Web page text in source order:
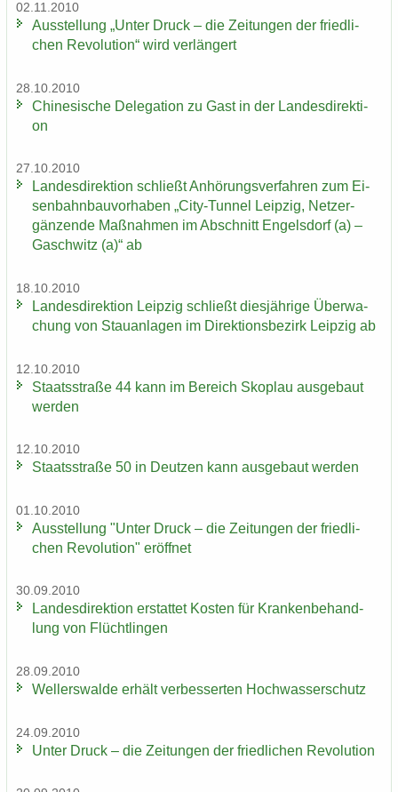
02.11.2010
Aus­stel­lung „Unter Druck – die Zei­tun­gen der fried­li­
chen Re­vo­lu­ti­on“ wird ver­län­gert
28.10.2010
Chi­ne­si­sche De­le­ga­ti­on zu Gast in der Lan­des­di­rek­ti­
on
27.10.2010
Lan­des­di­rek­ti­on schließt An­hö­rungs­ver­fah­ren zum Ei­
sen­bahn­bau­vor­ha­ben „City-​Tunnel Leip­zig, Netz­er­
gän­zen­de Maß­nah­men im Ab­schnitt En­gels­dorf (a) –
Gaschwitz (a)“ ab
18.10.2010
Lan­des­di­rek­ti­on Leip­zig schließt dies­jäh­ri­ge Über­wa­
chung von Stau­an­la­gen im Di­rek­ti­ons­be­zirk Leip­zig ab
12.10.2010
Staats­stra­ße 44 kann im Be­reich Sko­plau aus­ge­baut
wer­den
12.10.2010
Staats­stra­ße 50 in Deut­zen kann aus­ge­baut wer­den
01.10.2010
Aus­stel­lung "Unter Druck – die Zei­tun­gen der fried­li­
chen Re­vo­lu­ti­on" er­öff­net
30.09.2010
Lan­des­di­rek­ti­on er­stat­tet Kos­ten für Kran­ken­be­hand­
lung von Flücht­lin­gen
28.09.2010
Wel­ler­s­wal­de er­hält ver­bes­ser­ten Hoch­was­ser­schutz
24.09.2010
Unter Druck – die Zei­tun­gen der fried­li­chen Re­vo­lu­ti­on